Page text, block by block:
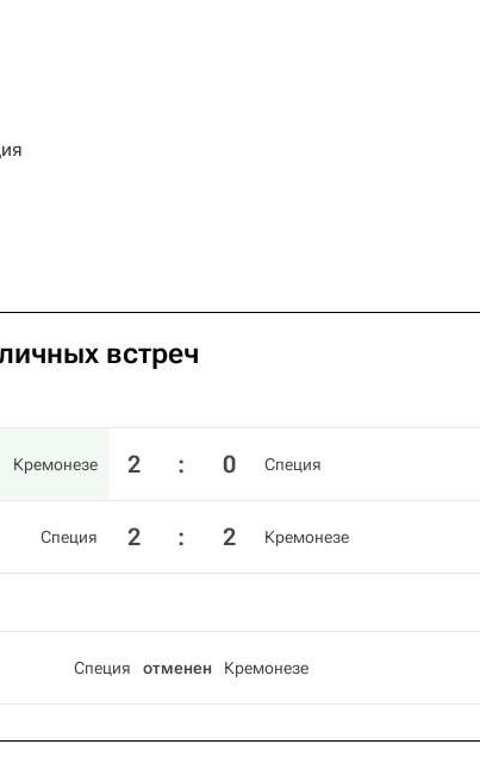
встреч
Кремонезе 2 : 0 Специя
Специя 2 : 2 Кремонезе
Специя отменен Кремонезе